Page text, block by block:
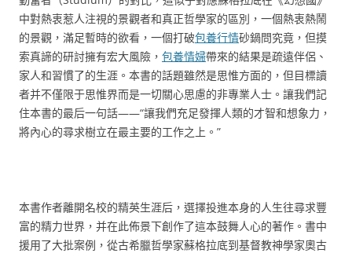
中對熱衷惹人注視的景觀者和真正哲學家的區別，一個熱衷熱鬧
的景觀，滿足暫時的欲看，一個打破包養行情砂鍋問究竟，但摸
索真諦的研討擁有宏大風險， 包養情婦帶來的結果是疏遠伴侶、
家人和習慣了的生涯。本書的話題雖然是思惟方面的，但目標讀
者并不僅限于思惟界而是一切關心思慮的非專業人士。讓我們記
住本書的最后一句話——“讓我們充足發揮人類的才智和想象力，
將內心的尋求樹立在最主要的工作之上。”
本書作者離開名校的精英生涯后，選擇投進本身的人生往尋求豐
富的精力世界，并在此佈景下創作了這本鼓舞人心的著作。書中
援用了大批案例，從古希臘哲學家蘇格拉底到基督教神學家奧古